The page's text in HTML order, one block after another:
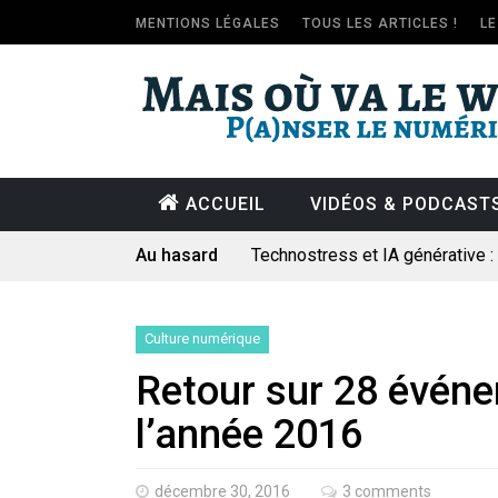
MENTIONS LÉGALES TOUS LES ARTICLES !
ACCUEIL VIDÉOS &
Au hasard
Technostress et IA générative
Pourquoi les études qui
Artemis II : objectif nul
Commentaire sur la polémique
Les syndicats, (tout) contre l’IA
En Seine-et-Marne, le projet
Culture numérique
Retour sur 28
l’année 2016
décembre 30, 2016 3 comments